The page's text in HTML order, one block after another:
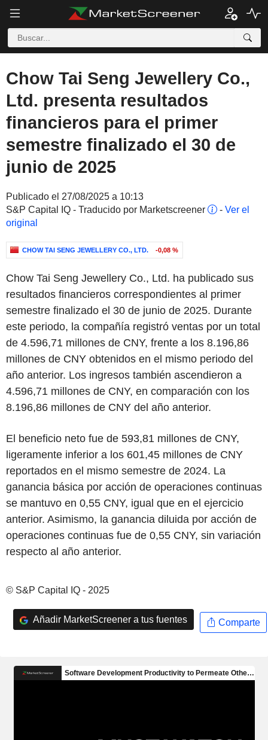
Chow Tai Seng Jewellery Co.,
Ltd. presenta resultados
financieros para el primer
semestre finalizado el 30 de
junio de 2025
Publicado el 27/08/2025 a 10:13
S&P Capital IQ - Traducido por Marketscreener
- Ver el
original
CHOW TAI SENG JEWELLERY CO., LTD. -0,08 %
Chow Tai Seng Jewellery Co., Ltd. ha publicado sus
resultados financieros correspondientes al primer
semestre finalizado el 30 de junio de 2025. Durante
este periodo, la compañía registró ventas por un total
de 4.596,71 millones de CNY, frente a los 8.196,86
millones de CNY obtenidos en el mismo periodo del
año anterior. Los ingresos también ascendieron a
4.596,71 millones de CNY, en comparación con los
8.196,86 millones de CNY del año anterior.
El beneficio neto fue de 593,81 millones de CNY,
ligeramente inferior a los 601,45 millones de CNY
reportados en el mismo semestre de 2024. La
ganancia básica por acción de operaciones continuas
se mantuvo en 0,55 CNY, igual que en el ejercicio
anterior. Asimismo, la ganancia diluida por acción de
operaciones continuas fue de 0,55 CNY, sin variación
respecto al año anterior.
© S&P Capital IQ - 2025
Añadir MarketScreener a tus fuentes Comparte